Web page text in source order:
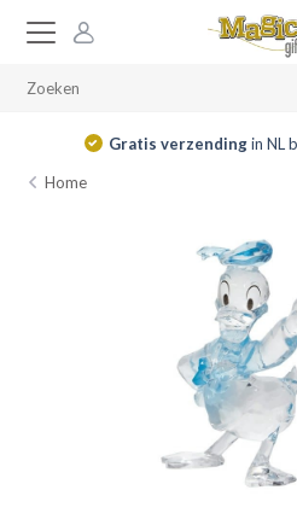
Gratis verzendingin NL
Home